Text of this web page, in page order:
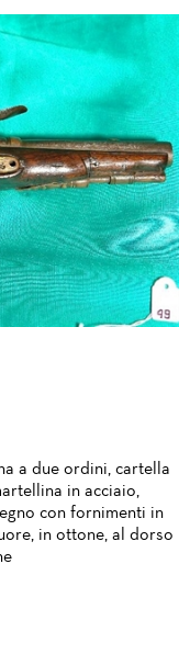
a due ordini, cartella
in acciaio,
con fornimenti in
in ottone, al dorso